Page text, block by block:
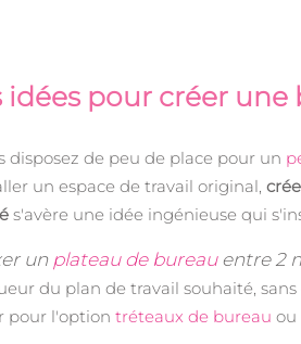
idées pour créer
disposez de peu de place pour un
un espace de travail original,
s'avère une idée ingénieuse qui
un plateau de bureauentre 2
du plan de travail souhaité,
pour l'option tréteaux de bureau ou